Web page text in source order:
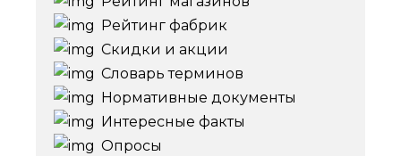
Рейтинг фабрик
Скидки и акции
Словарь терминов
Нормативные документы
Интересные факты
Опросы